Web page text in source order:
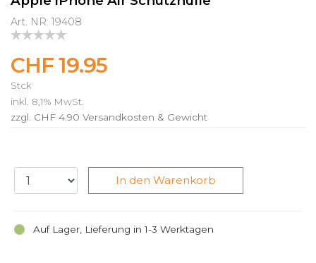
Art. NR: 19408
CHF 19.95
Stck
inkl. 8,1% MwSt.
zzgl. CHF 4.90 Versandkosten & Gewicht
Auf Lager, Lieferung in 1-3 Werktagen
In den Warenkorb